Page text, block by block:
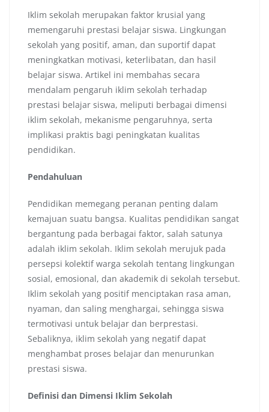
Iklim sekolah merupakan faktor krusial yang
memengaruhi prestasi belajar siswa. Lingkungan
sekolah yang positif, aman, dan suportif dapat
meningkatkan motivasi, keterlibatan, dan hasil
belajar siswa. Artikel ini membahas secara
mendalam pengaruh iklim sekolah terhadap
prestasi belajar siswa, meliputi berbagai dimensi
iklim sekolah, mekanisme pengaruhnya, serta
implikasi praktis bagi peningkatan kualitas
pendidikan.
Pendahuluan
Pendidikan memegang peranan penting dalam
kemajuan suatu bangsa. Kualitas pendidikan sangat
bergantung pada berbagai faktor, salah satunya
adalah iklim sekolah. Iklim sekolah merujuk pada
persepsi kolektif warga sekolah tentang lingkungan
sosial, emosional, dan akademik di sekolah tersebut.
Iklim sekolah yang positif menciptakan rasa aman,
nyaman, dan saling menghargai, sehingga siswa
termotivasi untuk belajar dan berprestasi.
Sebaliknya, iklim sekolah yang negatif dapat
menghambat proses belajar dan menurunkan
prestasi siswa.
Definisi dan Dimensi Iklim Sekolah